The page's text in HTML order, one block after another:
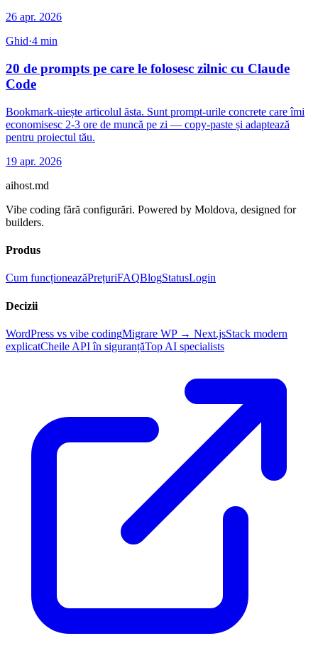
26 apr. 2026
Ghid·4 min
20 de prompts pe care le folosesc zilnic cu Claude
Code
Bookmark-uiește articolul ăsta. Sunt prompt-urile concrete care îmi
economisesc 2-3 ore de muncă pe zi — copy-paste și adaptează
pentru proiectul tău.
19 apr. 2026
aihost.md
Vibe coding fără configurări. Powered by Moldova, designed for
builders.
Produs
Cum funcționeazăPrețuriFAQBlogStatusLogin
Decizii
WordPress vs vibe codingMigrare WP → Next.jsStack modern
explicatCheile API în siguranțăTop AI specialists